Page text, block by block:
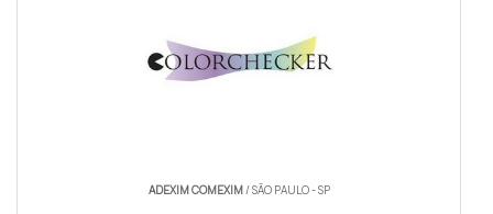
ADEXIM COMEXIM/ SÃO PAULO - SP